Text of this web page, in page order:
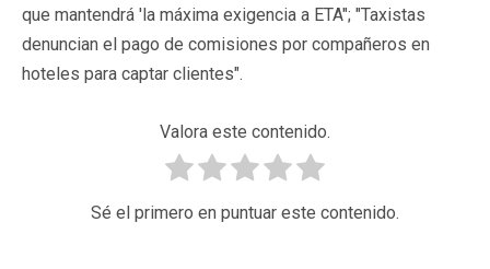
que mantendrá 'la máxima exigencia a ETA"; "Taxistas
denuncian el pago de comisiones por compañeros en
hoteles para captar clientes".
Valora este contenido.
Sé el primero en puntuar este contenido.